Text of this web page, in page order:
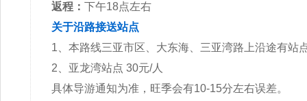
返程： 下午18点左右
关于沿路接送站点
1、本路线三亚市区、大东海、三亚湾路上沿途有站
2、亚龙湾站点 30元/人
具体导游通知为准，旺季会有10-15分左右误差。